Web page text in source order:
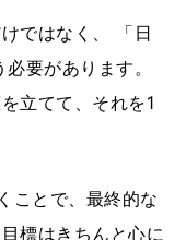
ではなく、 「日
要があります。
立てて、それを1
ことで、最終的な
標はきちんと心に